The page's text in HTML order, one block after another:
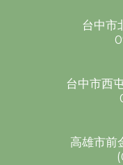
台中市
台中市西
高雄市前